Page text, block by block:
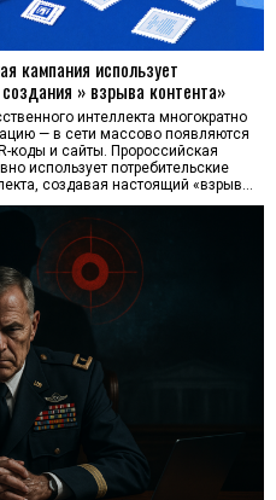
кампания использует
» взрыва контента»
интеллекта многократно
— в сети массово появляются
коды и сайты. Пророссийская
использует потребительские
создавая настоящий «взрыв…